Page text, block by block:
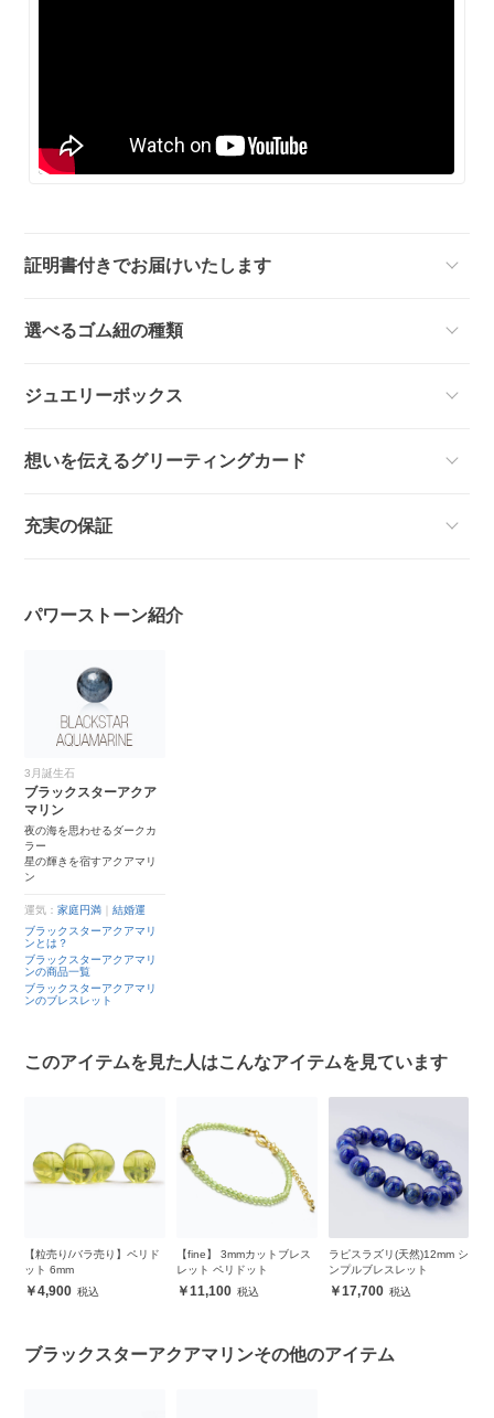
証明書付きでお届けいたします
選べるゴム紐の種類
ジュエリーボックス
想いを伝えるグリーティングカード
充実の保証
パワーストーン紹介
3月誕生石
ブラックスターアクア
マリン
夜の海を思わせるダークカ
ラー
星の輝きを宿すアクアマリ
ン
運気：家庭円満 ｜結婚運
ブラックスターアクアマリ
ンとは？
ブラックスターアクアマリ
ンの商品一覧
ブラックスターアクアマリ
ンのブレスレット
このアイテムを見た人はこんなアイテムを見ています
ラ売り】ペリド
【fine】 3mmカットブレス
レット ペリドット
ラピスラズリ(天然)12mm シ
ンプルブレスレット
サードオニキス
プルブレスレット
ブラックスターアクアマリンその他のアイテム